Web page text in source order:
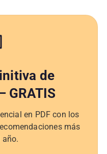
de
GRATIS
en PDF con los
más
año.